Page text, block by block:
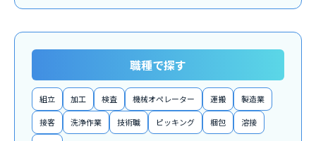
職種で探す
組立 加工 検査 機械オペレーター 運搬 製造業
接客 洗浄作業 技術職 ピッキング 梱包 溶接